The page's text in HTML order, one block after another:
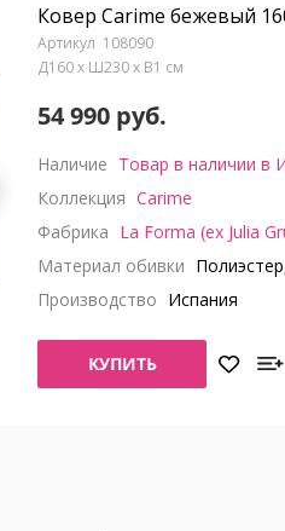
Ковер Carime бежевый
108090
Д160 x Ш230 x В1 см
54 990 руб.
Наличие Товар в наличии в
Коллекция Carime
Фабрика La Forma (ex Julia
Материал обивки
Производство Испания
КУПИТЬ